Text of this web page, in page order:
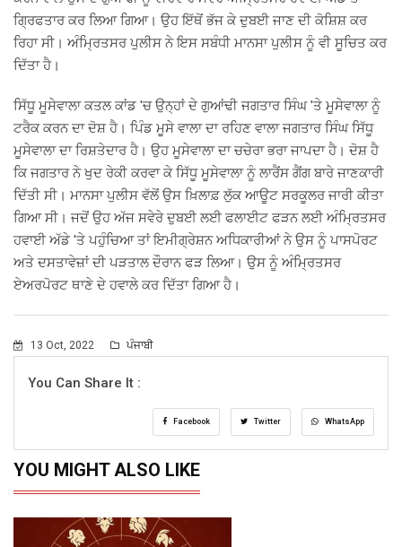
ਗ੍ਰਿਫਤਾਰ ਕਰ ਲਿਆ ਗਿਆ। ਉਹ ਇੱਥੋਂ ਭੱਜ ਕੇ ਦੁਬਈ ਜਾਣ ਦੀ ਕੋਸ਼ਿਸ਼ ਕਰ
ਰਿਹਾ ਸੀ। ਅੰਮ੍ਰਿਤਸਰ ਪੁਲੀਸ ਨੇ ਇਸ ਸਬੰਧੀ ਮਾਨਸਾ ਪੁਲੀਸ ਨੂੰ ਵੀ ਸੂਚਿਤ ਕਰ
ਦਿੱਤਾ ਹੈ।
ਸਿੱਧੂ ਮੂਸੇਵਾਲਾ ਕਤਲ ਕਾਂਡ 'ਚ ਉਨ੍ਹਾਂ ਦੇ ਗੁਆਂਢੀ ਜਗਤਾਰ ਸਿੰਘ 'ਤੇ ਮੂਸੇਵਾਲਾ ਨੂੰ
ਟਰੈਕ ਕਰਨ ਦਾ ਦੋਸ਼ ਹੈ। ਪਿੰਡ ਮੂਸੇ ਵਾਲਾ ਦਾ ਰਹਿਣ ਵਾਲਾ ਜਗਤਾਰ ਸਿੰਘ ਸਿੱਧੂ
ਮੂਸੇਵਾਲਾ ਦਾ ਰਿਸ਼ਤੇਦਾਰ ਹੈ। ਉਹ ਮੂਸੇਵਾਲਾ ਦਾ ਚਚੇਰਾ ਭਰਾ ਜਾਪਦਾ ਹੈ। ਦੋਸ਼ ਹੈ
ਕਿ ਜਗਤਾਰ ਨੇ ਖੁਦ ਰੇਕੀ ਕਰਵਾ ਕੇ ਸਿੱਧੂ ਮੂਸੇਵਾਲਾ ਨੂੰ ਲਾਰੈਂਸ ਗੈਂਗ ਬਾਰੇ ਜਾਣਕਾਰੀ
ਦਿੱਤੀ ਸੀ। ਮਾਨਸਾ ਪੁਲੀਸ ਵੱਲੋਂ ਉਸ ਖ਼ਿਲਾਫ਼ ਲੁੱਕ ਆਊਟ ਸਰਕੂਲਰ ਜਾਰੀ ਕੀਤਾ
ਗਿਆ ਸੀ। ਜਦੋਂ ਉਹ ਅੱਜ ਸਵੇਰੇ ਦੁਬਈ ਲਈ ਫਲਾਈਟ ਫੜਨ ਲਈ ਅੰਮ੍ਰਿਤਸਰ
ਹਵਾਈ ਅੱਡੇ 'ਤੇ ਪਹੁੰਚਿਆ ਤਾਂ ਇਮੀਗ੍ਰੇਸ਼ਨ ਅਧਿਕਾਰੀਆਂ ਨੇ ਉਸ ਨੂੰ ਪਾਸਪੋਰਟ
ਅਤੇ ਦਸਤਾਵੇਜ਼ਾਂ ਦੀ ਪੜਤਾਲ ਦੌਰਾਨ ਫੜ ਲਿਆ। ਉਸ ਨੂੰ ਅੰਮ੍ਰਿਤਸਰ
ਏਅਰਪੋਰਟ ਥਾਣੇ ਦੇ ਹਵਾਲੇ ਕਰ ਦਿੱਤਾ ਗਿਆ ਹੈ।
13 Oct, 2022 ਪੰਜਾਬੀ
You Can Share It :
Facebook Twitter WhatsApp
YOU MIGHT ALSO LIKE